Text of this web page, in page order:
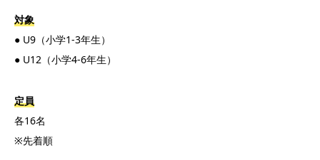
対象
● U9（小学1-3年生）
● U12（小学4-6年生）
定員
各16名
※先着順